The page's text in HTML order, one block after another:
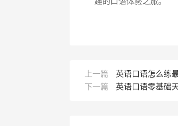
上一篇
英语口语怎么练
下一篇
英语口语零基础